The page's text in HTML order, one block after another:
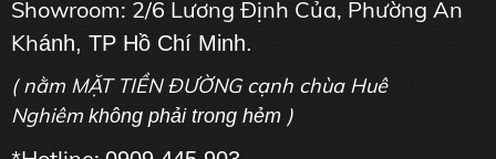
Showroom: 2/6 Lương Định Của, Phường An
Khánh, TP Hồ Chí Minh.
( nằm MẶT TIỀN ĐƯỜNG cạnh chùa Huê
Nghiêm không phải trong hẻm )